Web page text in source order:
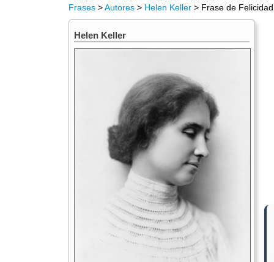
Frases >Autores > Helen Keller > Frase de Felicidad
Helen Keller